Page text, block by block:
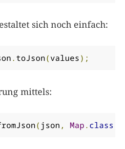
sich noch einfach:
. toJson(values );
mittels:
( json , Map. class